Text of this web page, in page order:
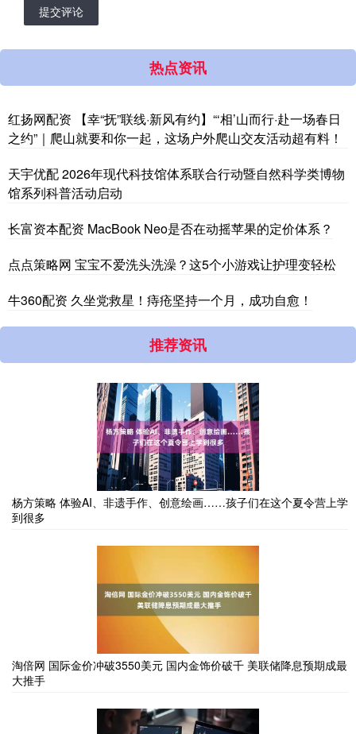
提交评论
热点资讯
红扬网配资 【幸“抚”联线·新风有约】“‘相’山而行·赴一场春日
之约”｜爬山就要和你一起，这场户外爬山交友活动超有料！
天宇优配 2026年现代科技馆体系联合行动暨自然科学类博物
馆系列科普活动启动
长富资本配资 MacBook Neo是否在动摇苹果的定价体系？
点点策略网 宝宝不爱洗头洗澡？这5个小游戏让护理变轻松
牛360配资 久坐党救星！痔疮坚持一个月，成功自愈！
推荐资讯
杨方策略 体验AI、非遗手作、创意绘画……孩子们在这个夏令营上学
到很多
淘倍网 国际金价冲破3550美元 国内金饰价破千 美联储降息预期成最
大推手